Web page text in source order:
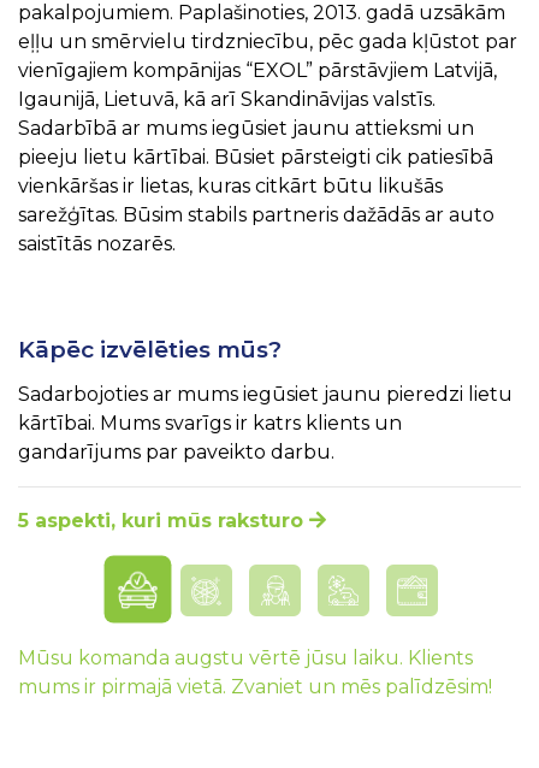
pakalpojumiem. Paplašinoties, 2013. gadā uzsākām
eļļu un smērvielu tirdzniecību, pēc gada kļūstot par
vienīgajiem kompānijas “EXOL” pārstāvjiem Latvijā,
Igaunijā, Lietuvā, kā arī Skandināvijas valstīs.
Sadarbībā ar mums iegūsiet jaunu attieksmi un
pieeju lietu kārtībai. Būsiet pārsteigti cik patiesībā
vienkāršas ir lietas, kuras citkārt būtu likušās
sarežģītas. Būsim stabils partneris dažādās ar auto
saistītās nozarēs.
Kāpēc izvēlēties mūs?
Sadarbojoties ar mums iegūsiet jaunu pieredzi lietu
kārtībai. Mums svarīgs ir katrs klients un
gandarījums par paveikto darbu.
5 aspekti, kuri mūs raksturo
Mūsu komanda augstu vērtē jūsu laiku. Klients
mums ir pirmajā vietā. Zvaniet un mēs palīdzēsim!